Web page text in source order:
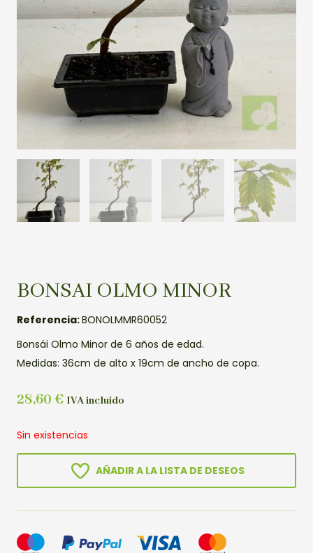
BONSAI OLMO MINOR
Referencia:BONOLMMR60052
Bonsái Olmo Minor de 6 años de edad.
Medidas: 36cm de alto x 19cm de ancho de copa.
28,60 € IVA incluído
Sin existencias
AÑADIR A LA LISTA DE DESEOS